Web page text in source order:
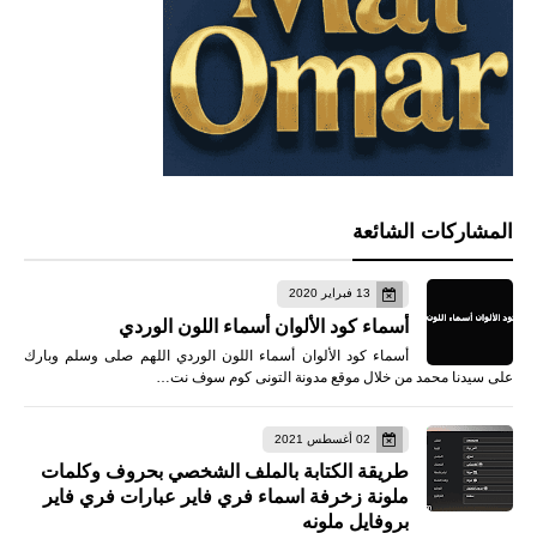
المشاركات الشائعة
13 فبراير 2020
أسماء كود الألوان أسماء اللون الوردي
أسماء كود الألوان أسماء اللون الوردي اللهم صلى وسلم وبارك
على سيدنا محمد من خلال موقع مدونة التونى كوم سوف نت…
02 أغسطس 2021
طريقة الكتابة بالملف الشخصي بحروف وكلمات
ملونة زخرفة اسماء فري فاير عبارات فري فاير
بروفايل ملونه